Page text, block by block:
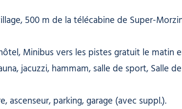
500 m de la télécabine de Super-
Minibus vers les pistes gratuit le matin
jacuzzi, hammam, salle de sport, Salle
ascenseur, parking, garage (avec suppl.).